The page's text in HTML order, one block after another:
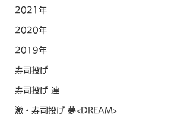
2021年
2020年
2019年
寿司投げ
寿司投げ 連
激・寿司投げ 夢<DREAM>